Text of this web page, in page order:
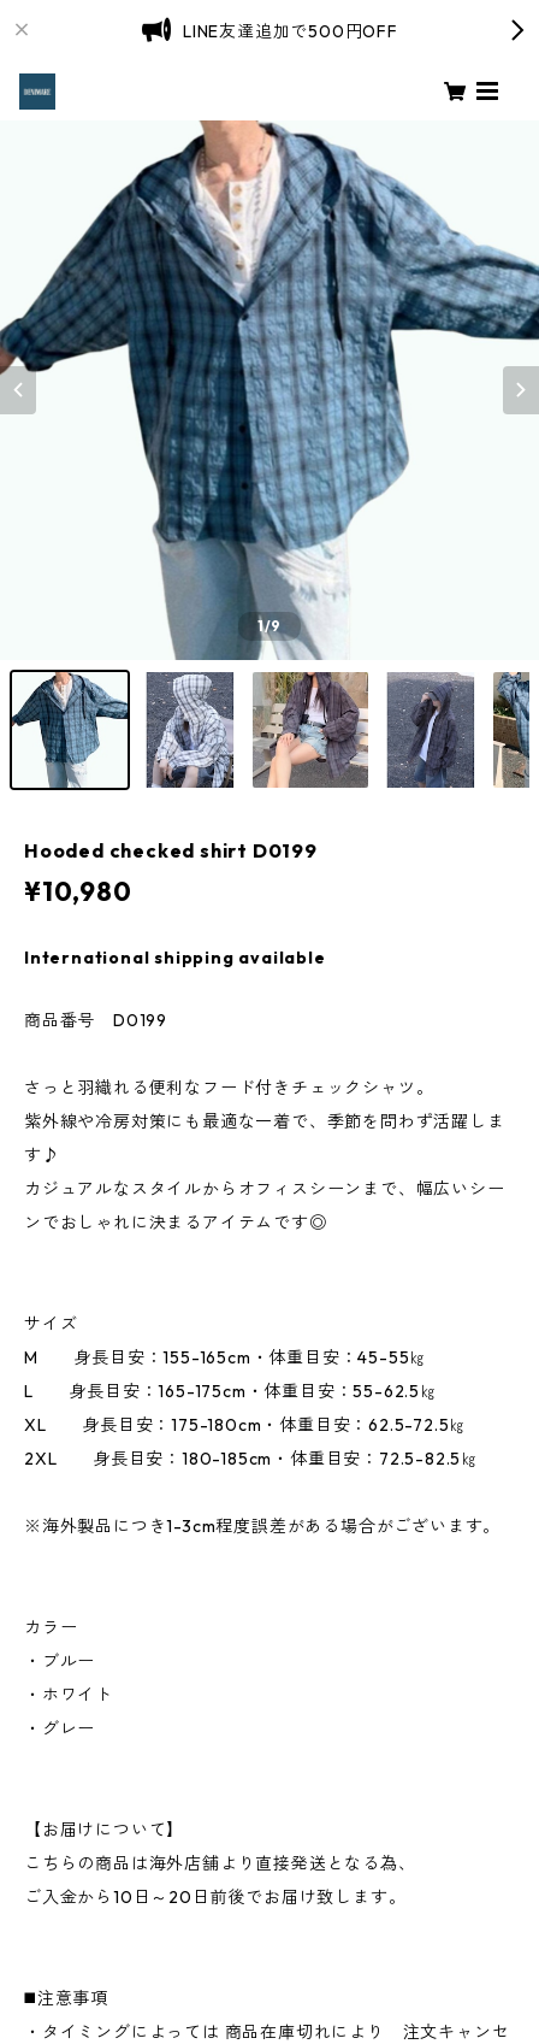
LINE友達追加で500円OFF
1/9
Hooded checked shirt D0199
¥10,980
International shipping available
商品番号 D0199
さっと羽織れる便利なフード付きチェックシャツ。
紫外線や冷房対策にも最適な一着で、季節を問わず活躍しま
す♪
カジュアルなスタイルからオフィスシーンまで、幅広いシー
ンでおしゃれに決まるアイテムです◎
サイズ
M 身長目安：155-165cm・体重目安：45-55㎏
L 身長目安：165-175cm・体重目安：55-62.5㎏
XL 身長目安：175-180cm・体重目安：62.5-72.5㎏
2XL 身長目安：180-185cm・体重目安：72.5-82.5㎏
※海外製品につき1-3cm程度誤差がある場合がございます。
カラー
・ブルー
・ホワイト
・グレー
【お届けについて】
こちらの商品は海外店舗より直接発送となる為、
ご入金から10日～20日前後でお届け致します。
◼️注意事項
・タイミングによっては 商品在庫切れにより 注文キャンセ